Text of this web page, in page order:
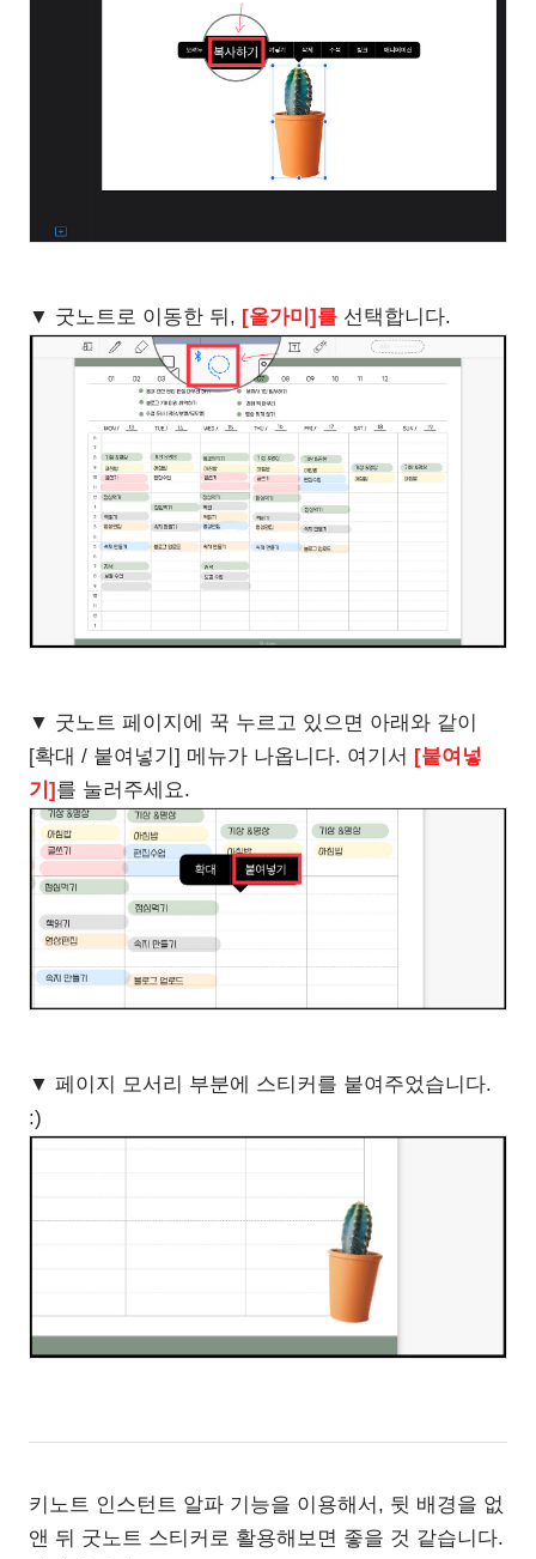
▼ 굿노트로 이동한 뒤, [올가미]를 선택합니다.
▼ 굿노트 페이지에 꾹 누르고 있으면 아래와 같이
[확대 / 붙여넣기] 메뉴가 나옵니다. 여기서
[붙여넣
기] 를 눌러주세요.
▼ 페이지 모서리 부분에 스티커를 붙여주었습니다.
:)
키노트 인스턴트 알파 기능을 이용해서, 뒷 배경을 없
앤 뒤 굿노트 스티커로 활용해보면 좋을 것 같습니다.